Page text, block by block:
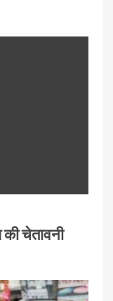
की चेतावनी